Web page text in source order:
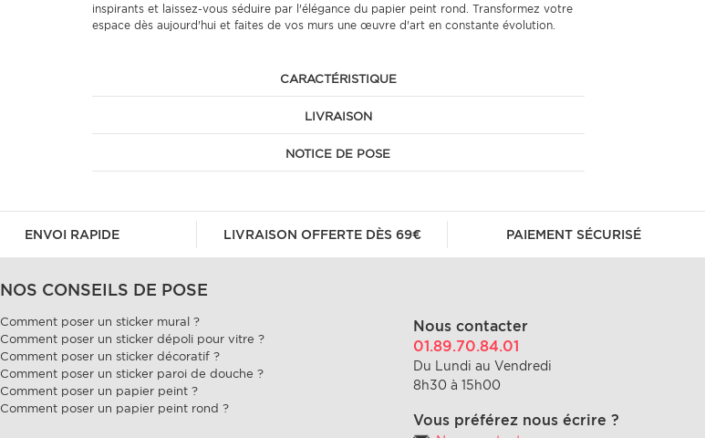
inspirants et laissez-vous séduire par l'élégance du papier peint rond. Transformez votre
espace dès aujourd'hui et faites de vos murs une œuvre d'art en constante évolution.
CARACTÉRISTIQUE
LIVRAISON
NOTICE DE POSE
ENVOI RAPIDE LIVRAISON OFFERTE DÈS 69€ PAIEMENT SÉCURISÉ
NOS CONSEILS DE POSE
Comment poser un sticker mural ?
Comment poser un sticker dépoli pour vitre ?
Comment poser un sticker décoratif ?
Comment poser un sticker paroi de douche ?
Comment poser un papier peint ?
Comment poser un papier peint rond ?
Nous contacter
01.89.70.84.01
Du Lundi au Vendredi
8h30 à 15h00
Vous préférez nous écrire ?